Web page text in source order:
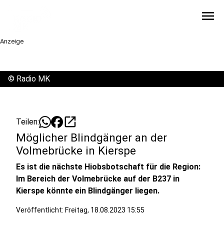
menu
Anzeige
© Radio MK
Teilen: open_in_new
Möglicher Blindgänger an der
Volmebrücke in Kierspe
Es ist die nächste Hiobsbotschaft für die Region:
Im Bereich der Volmebrücke auf der B237 in
Kierspe könnte ein Blindgänger liegen.
Veröffentlicht: Freitag, 18.08.2023 15:55